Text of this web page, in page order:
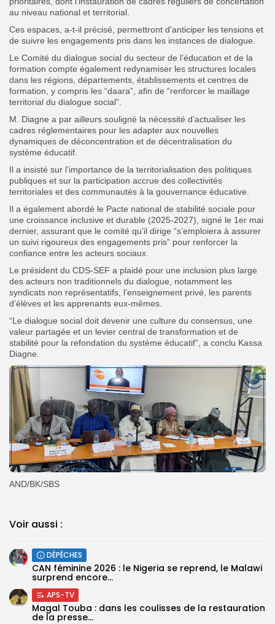
au niveau national et territorial.
Ces espaces, a-t-il précisé, permettront d’anticiper les tensions et
de suivre les engagements pris dans les instances de dialogue.
Le Comité du dialogue social du secteur de l’éducation et de la
formation compte également redynamiser les structures locales
dans les régions, départements, établissements et centres de
formation, y compris les “daara”, afin de “renforcer le maillage
territorial du dialogue social”.
M. Diagne a par ailleurs souligné la nécessité d’actualiser les
cadres réglementaires pour les adapter aux nouvelles
dynamiques de déconcentration et de décentralisation du
système éducatif.
Il a insisté sur l’importance de la territorialisation des politiques
publiques et sur la participation accrue des collectivités
territoriales et des communautés à la gouvernance éducative.
Il a également abordé le Pacte national de stabilité sociale pour
une croissance inclusive et durable (2025-2027), signé le 1er mai
dernier, assurant que le comité qu’il dirige “s’emploiera à assurer
un suivi rigoureux des engagements pris” pour renforcer la
confiance entre les acteurs sociaux.
Le président du CDS-SEF a plaidé pour une inclusion plus large
des acteurs non traditionnels du dialogue, notamment les
syndicats non représentatifs, l’enseignement privé, les parents
d’élèves et les apprenants eux-mêmes.
“Le dialogue social doit devenir une culture du consensus, une
valeur partagée et un levier central de transformation et de
stabilité pour la refondation du système éducatif”, a conclu Kassa
Diagne.
AND/BK/SBS
Voir aussi :
DÉPÊCHES
‎CAN féminine 2026 : le Nigeria se reprend, le Malawi
surprend encore...
APS-TV
Magal Touba : dans les coulisses de la restauration
de la presse...